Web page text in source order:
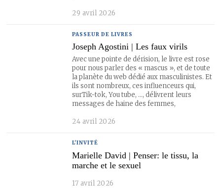
29 avril 2026
PASSEUR DE LIVRES
Joseph Agostini | Les faux virils
Avec une pointe de dérision, le livre est rose
pour nous parler des « mascus », et de toute
la planète du web dédié aux masculinistes. Et
ils sont nombreux, ces influenceurs qui,
surTik-tok, You tube, …, délivrent leurs
messages de haine des femmes,
24 avril 2026
L'INVITÉ
Marielle David | Penser: le tissu, la
marche et le sexuel
17 avril 2026